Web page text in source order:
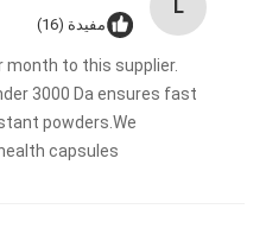
L
مفيدة (16)
month to this supplier.
3000 Da ensures fast
powders.We
capsules.